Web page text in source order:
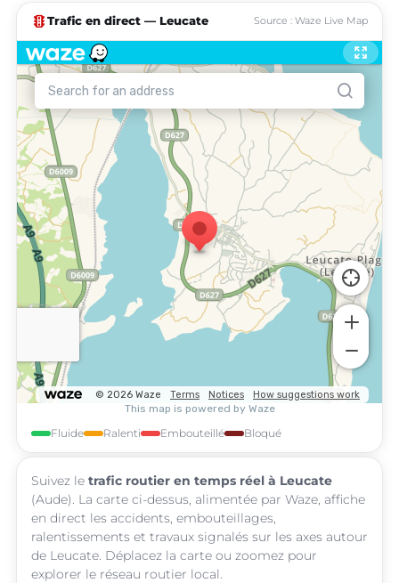
traffic Trafic en direct — Leucate Source : Waze Live Map
Fluide Ralenti Embouteillé Bloqué
Suivez le trafic routier en temps réel à Leucate
(Aude). La carte ci-dessus, alimentée par Waze, affiche
en direct les accidents, embouteillages,
ralentissements et travaux signalés sur les axes autour
de Leucate. Déplacez la carte ou zoomez pour
explorer le réseau routier local.